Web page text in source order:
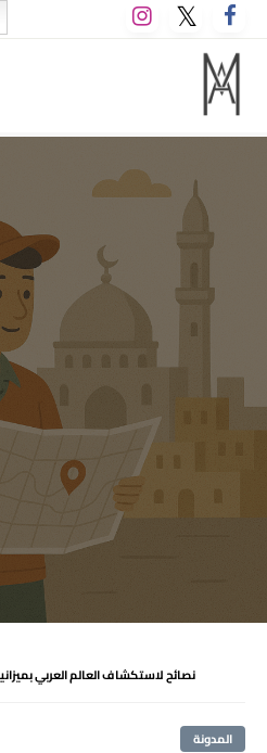
التخطي
إلى
المحتوى
M A hotels | إم ايه هوتيلز
الموقع الأول للعاملين في
نصائح لاستكشاف العالم العربي
المدونة